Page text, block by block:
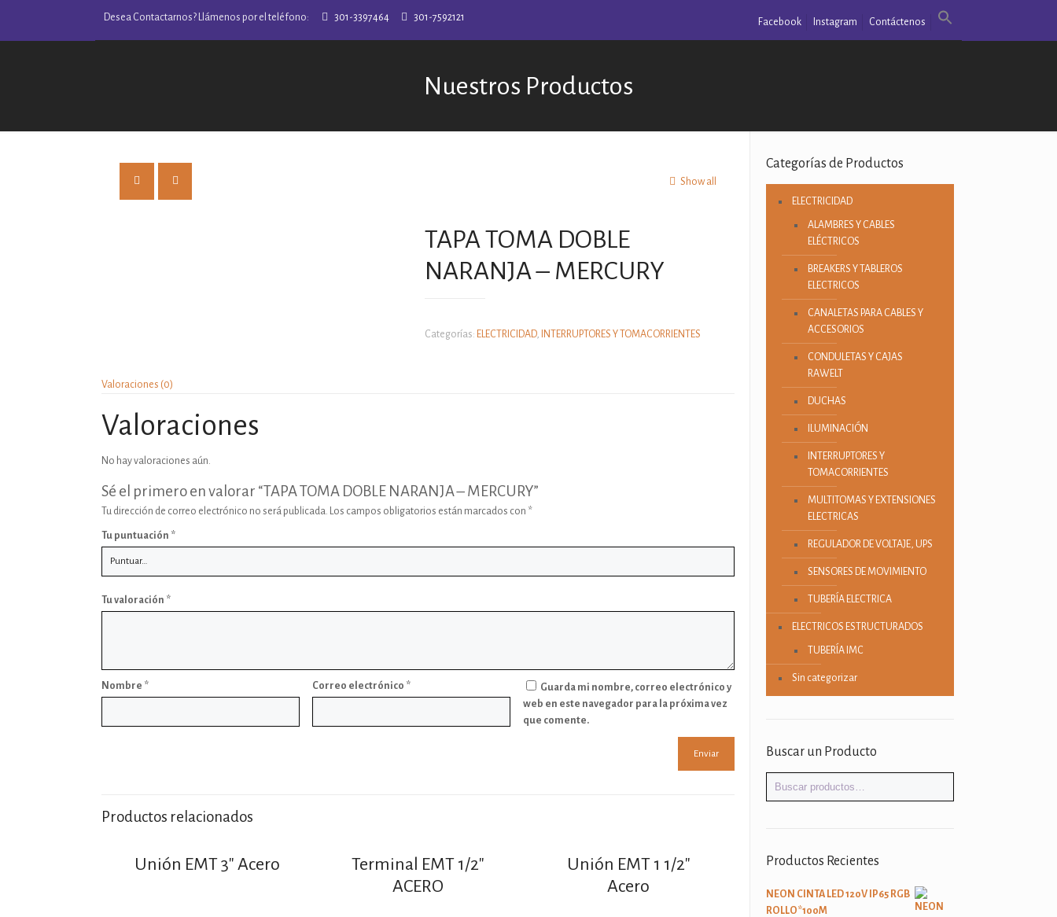
Desea Contactarnos? Llámenos por el teléfono: 301-3397464 301-7592121 Facebook Instagram Contáctenos
Nuestros Productos
Show all
TAPA TOMA DOBLE
NARANJA – MERCURY
Categorías: ELECTRICIDAD, INTERRUPTORES Y TOMACORRIENTES
Valoraciones (0)
Valoraciones
No hay valoraciones aún.
Sé el primero en valorar “TAPA TOMA DOBLE NARANJA – MERCURY”
Tu dirección de correo electrónico no será publicada. Los campos obligatorios están marcados con *
Tu puntuación *
Tu valoración *
Nombre * Correo electrónico *
Guarda mi nombre, correo electrónico y
web en este navegador para la próxima vez
que comente.
Productos relacionados
Unión EMT 3″ Acero
Terminal EMT 1/2″
ACERO
Unión EMT 1 1/2″
Acero
Categorías de Productos
ELECTRICIDAD
ALAMBRES Y CABLES
ELÉCTRICOS
BREAKERS Y TABLEROS
ELECTRICOS
CANALETAS PARA CABLES Y
ACCESORIOS
CONDULETAS Y CAJAS
RAWELT
DUCHAS
ILUMINACIÓN
INTERRUPTORES Y
TOMACORRIENTES
MULTITOMAS Y EXTENSIONES
ELECTRICAS
REGULADOR DE VOLTAJE, UPS
SENSORES DE MOVIMIENTO
TUBERÍA ELECTRICA
ELECTRICOS ESTRUCTURADOS
TUBERÍA IMC
Sin categorizar
Buscar un Producto
Productos Recientes
NEON CINTA LED 120V IP65 RGB
ROLLO*100M